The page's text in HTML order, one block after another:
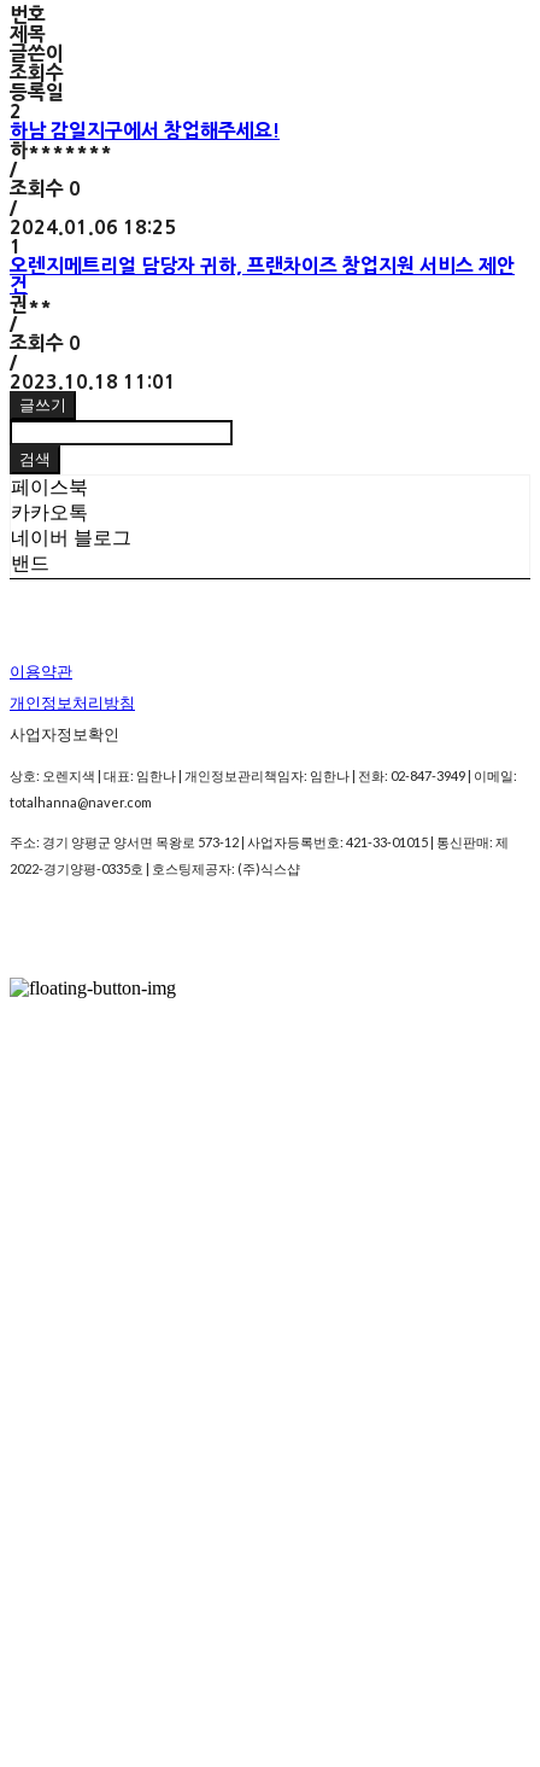
번호
제목
글쓴이
조회수
등록일
2
하남 감일지구에서 창업해주세요!
하*******
/
조회수 0
/
2024.01.06 18:25
1
오렌지메트리얼 담당자 귀하, 프랜차이즈 창업지원 서비스 제안
건
권**
/
조회수 0
/
2023.10.18 11:01
글쓰기
검색
페이스북
카카오톡
네이버 블로그
밴드
이용약관
개인정보처리방침
사업자정보확인
상호: 오렌지색 | 대표: 임한나 | 개인정보관리책임자: 임한나 | 전화: 02-847-3949 | 이메일:
totalhanna@naver.com
주소: 경기 양평군 양서면 목왕로 573-12 | 사업자등록번호: 421-33-01015 | 통신판매: 제
2022-경기양평-0335호 | 호스팅제공자: (주)식스샵